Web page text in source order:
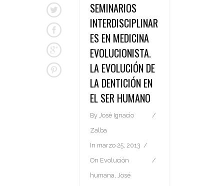
SEMINARIOS
INTERDISCIPLINAR
ES EN MEDICINA
EVOLUCIONISTA.
LA EVOLUCIÓN DE
LA DENTICIÓN EN
EL SER HUMANO
By José Ignacio
Zalba
In marzo 25, 2013
On Evolución
humana, José